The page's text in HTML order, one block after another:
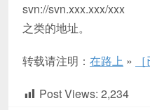
svn://svn.xxx.xxx/xxx
之类的地址。
转载请注明： 在路上 »
Post Views: 2,234